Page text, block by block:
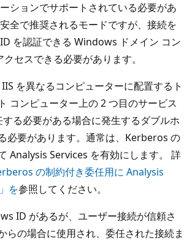
ションでサポートされている必要があ
全で推奨されるモードですが、接続を
を認証できる Windows ドメイン コン
セスできる必要があります。
を異なるコンピューターに配置するト
コンピューター上の 2 つ目のサービス
る必要がある場合に発生するダブルホ
必要があります。通常は、Kerberos の
Analysis Services を有効にします。 詳
の制約付き委任用に Analysis
を参照してください。
ID があるが、ユーザー接続が信頼さ
らの場合に使用され、委任された接続ま